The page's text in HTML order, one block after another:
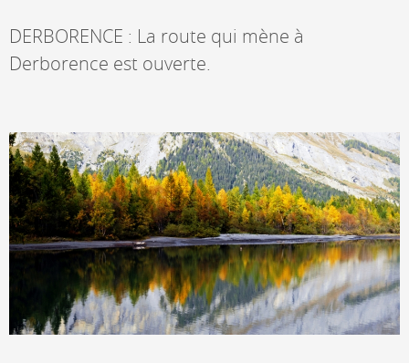
DERBORENCE : La route qui mène à
Derborence est ouverte.